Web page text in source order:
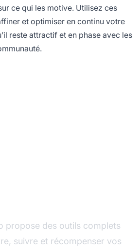
ce qui les motive. Utilisez ces
et optimiser en continu votre
reste attractif et en phase avec les
propose des outils complets
suivre et récompenser vos